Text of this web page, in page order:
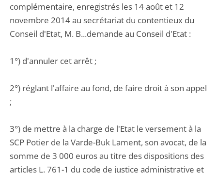
complémentaire, enregistrés les 14 août et 12
novembre 2014 au secrétariat du contentieux du
Conseil d'Etat, M. B...demande au Conseil d'Etat :
1°) d'annuler cet arrêt ;
2°) réglant l'affaire au fond, de faire droit à son appel
;
3°) de mettre à la charge de l'Etat le versement à la
SCP Potier de la Varde-Buk Lament, son avocat, de la
somme de 3 000 euros au titre des dispositions des
articles L. 761-1 du code de justice administrative et